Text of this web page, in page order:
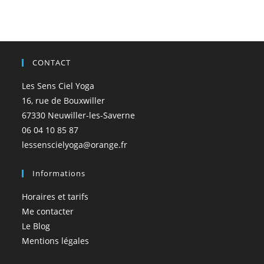
CONTACT
Les Sens Ciel Yoga
16, rue de Bouxwiller
67330 Neuwiller-les-Saverne
06 04 10 85 87
lessenscielyoga@orange.fr
Informations
Horaires et tarifs
Me contacter
Le Blog
Mentions légales